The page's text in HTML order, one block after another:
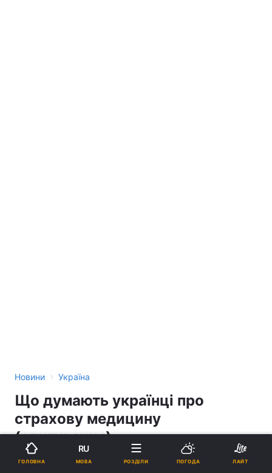
Новини › Україна
Що думають українці про
страхову медицину
(опитування)
ГОЛОВНА
RU
МОВА РОЗДІЛИ ПОГОДА ЛАЙТ